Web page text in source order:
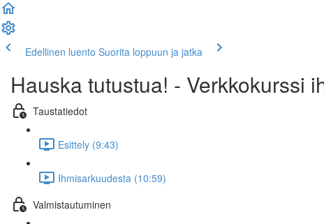
Edellinen luento Suorita loppuun ja jatka
Hauska tutustua! - Verkkokurssi
Taustatiedot
Esittely (9:43)
Ihmisarkuudesta (10:59)
Valmistautuminen